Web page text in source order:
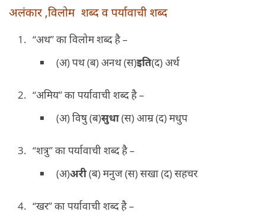
अलंकार ,विलोम शब्द व पर्यावाची शब्द
“अथ” का विलोम शब्द है –
(अ) पथ (ब) अनथ (स)इति(द) अर्थ
“अमिय” का पर्यावाची शब्द है –
(अ) विषु (ब)सुधा(स) आम्र (द) मधुप
“शत्रु” का पर्यावाची शब्द है –
(अ)अरी(ब) मनुज (स) सखा (द) सहचर
“खर” का पर्यावाची शब्द है –